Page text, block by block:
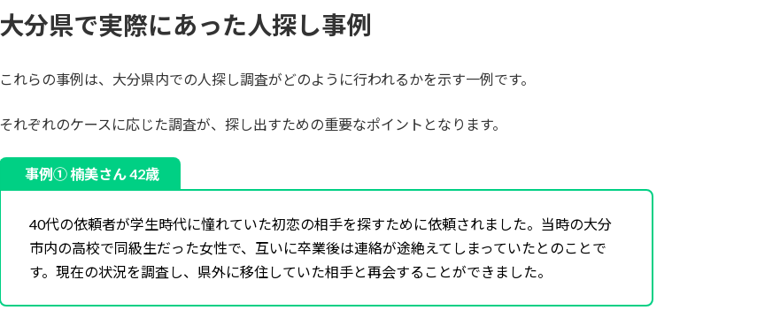
大分県で実際にあった人探し事例
これらの事例は、大分県内での人探し調査がどのように行われるかを示す一例です。
それぞれのケースに応じた調査が、探し出すための重要なポイントとなります。
事例① 楠美さん 42歳
40代の依頼者が学生時代に憧れていた初恋の相手を探すために依頼されました。当時の大分
市内の高校で同級生だった女性で、互いに卒業後は連絡が途絶えてしまっていたとのことで
す。現在の状況を調査し、県外に移住していた相手と再会することができました。